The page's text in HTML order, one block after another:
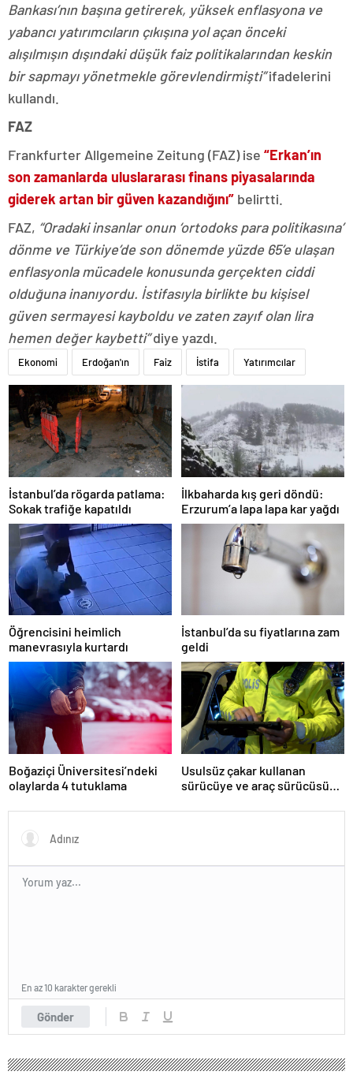
Bankası’nın başına getirerek, yüksek enflasyona ve
yabancı yatırımcıların çıkışına yol açan önceki
alışılmışın dışındaki düşük faiz politikalarından keskin
bir sapmayı yönetmekle görevlendirmişti”ifadelerini
kullandı.
FAZ
Frankfurter Allgemeine Zeitung (FAZ) ise “Erkan’ın
son zamanlarda uluslararası finans piyasalarında
giderek artan bir güven kazandığını” belirtti.
FAZ, “Oradaki insanlar onun ‘ortodoks para politikasına’
dönme ve Türkiye’de son dönemde yüzde 65’e ulaşan
enflasyonla mücadele konusunda gerçekten ciddi
olduğuna inanıyordu. İstifasıyla birlikte bu kişisel
güven sermayesi kayboldu ve zaten zayıf olan lira
hemen değer kaybetti”diye yazdı.
Ekonomi Erdoğan'ın Faiz İstifa Yatırımcılar
İstanbul’da rögarda patlama:
Sokak trafiğe kapatıldı
İlkbaharda kış geri döndü:
Erzurum’a lapa lapa kar yağdı
Öğrencisini heimlich
manevrasıyla kurtardı
İstanbul’da su fiyatlarına zam
geldi
Boğaziçi Üniversitesi’ndeki
olaylarda 4 tutuklama
Usulsüz çakar kullanan
sürücüye ve araç sürücüsüne
Gönder
En az 10 karakter gerekli